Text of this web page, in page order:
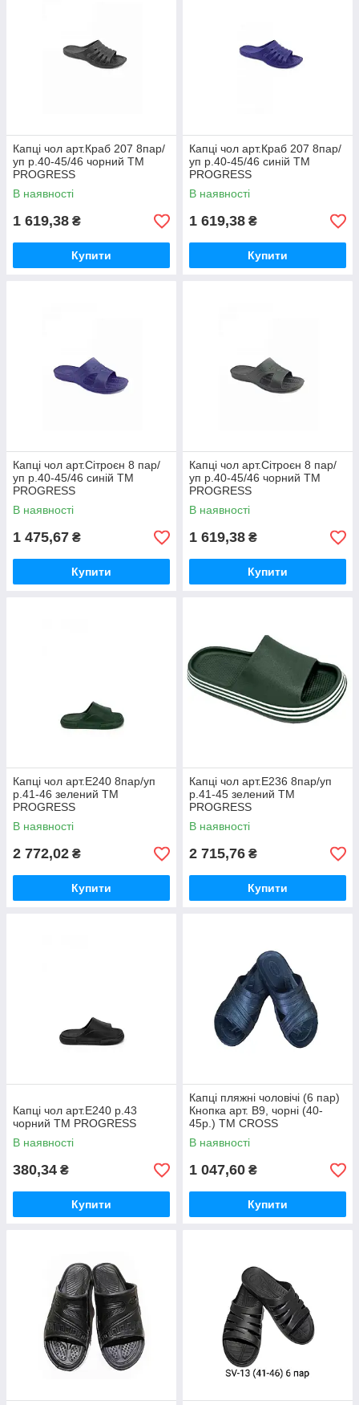
Капці чол арт.Краб 207 8пар/
уп р.40-45/46 чорний ТМ
PROGRESS
В наявності
1 619,38 ₴
Купити
Капці чол арт.Краб 207 8пар/
уп р.40-45/46 синій ТМ
PROGRESS
В наявності
1 619,38 ₴
Купити
Капці чол арт.Сітроєн 8 пар/
уп р.40-45/46 синій ТМ
PROGRESS
В наявності
1 475,67 ₴
Купити
Капці чол арт.Сітроєн 8 пар/
уп р.40-45/46 чорний ТМ
PROGRESS
В наявності
1 619,38 ₴
Купити
Капці чол арт.Е240 8пар/уп
р.41-46 зелений ТМ
PROGRESS
В наявності
2 772,02 ₴
Купити
Капці чол арт.Е236 8пар/уп
р.41-45 зелений ТМ
PROGRESS
В наявності
2 715,76 ₴
Купити
Капці чол арт.Е240 р.43
чорний ТМ PROGRESS
В наявності
380,34 ₴
Купити
Капці пляжні чоловічі (6 пар)
Кнопка арт. B9, чорні (40-
45р.) ТМ CROSS
В наявності
1 047,60 ₴
Купити